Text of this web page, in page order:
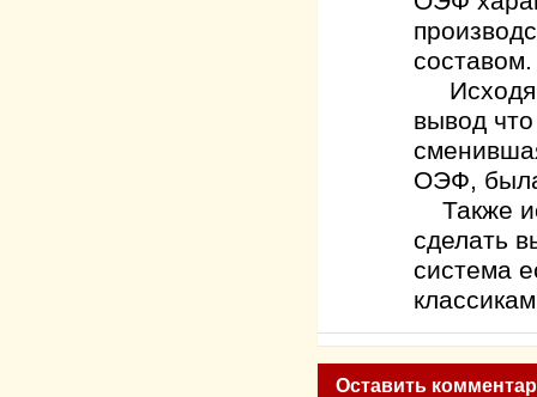
составом.
Исходя
вывод
ОЭФ,
Также
сделать
система
Оставить